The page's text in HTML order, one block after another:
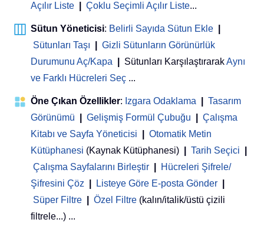
Açılır Liste
Çoklu Seçimli Açılır Liste...
Sütun Yöneticisi: Belirli Sayıda Sütun Ekle
Sütunları Taşı
Gizli Sütunların Görünürlük
Durumunu Aç/Kapa
Sütunları KarşılaştırarakAynı
ve Farklı Hücreleri Seç ...
Öne Çıkan Özellikler: Izgara Odaklama
Tasarım
Görünümü
Gelişmiş Formül Çubuğu
Çalışma
Kitabı ve Sayfa Yöneticisi
Otomatik Metin
Kütüphanesi (Kaynak Kütüphanesi) Tarih Seçici
Çalışma Sayfalarını Birleştir
Hücreleri Şifrele/
Şifresini Çöz
Listeye Göre E-posta Gönder
Süper Filtre
Özel Filtre (kalın/italik/üstü çizili
filtrele...) ...